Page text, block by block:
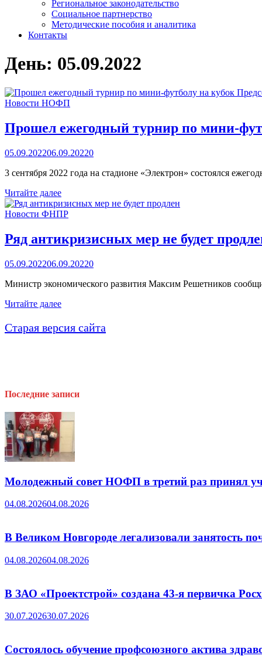
Региональное законодательство
Социальное партнерство
Методические пособия и аналитика
Контакты
День: 05.09.2022
Новости НОФП
Прошел ежегодный турнир по мини-
05.09.202206.09.20220
3 сентября 2022 года на стадионе «Электрон» состоялся
Прошел
ежегодный
турнир
мини-
футболу
кубок
НОФП
Читайте далее
Новости ФНПР
Ряд антикризисных мер не будет
05.09.202206.09.20220
Министр экономического развития Максим Решетников
Ряд
мер
не
Читайте далее
Старая версия сайта
Последние записи
Молодежный совет НОФП в третий раз принял
04.08.202604.08.2026
В Великом Новгороде легализовали занятость
04.08.202604.08.2026
В ЗАО «Проектстрой» создана 43-я первичка
30.07.202630.07.2026
Состоялось обучение профсоюзного актива